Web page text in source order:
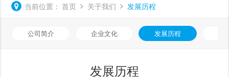
当前位置： 首页 关于我们 发展历程
公司简介 企业文化 发展历程
发展历程